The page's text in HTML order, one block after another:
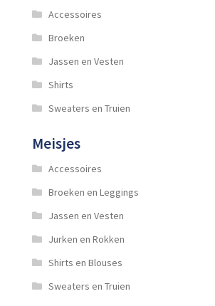
Accessoires
Broeken
Jassen en Vesten
Shirts
Sweaters en Truien
Meisjes
Accessoires
Broeken en Leggings
Jassen en Vesten
Jurken en Rokken
Shirts en Blouses
Sweaters en Truien